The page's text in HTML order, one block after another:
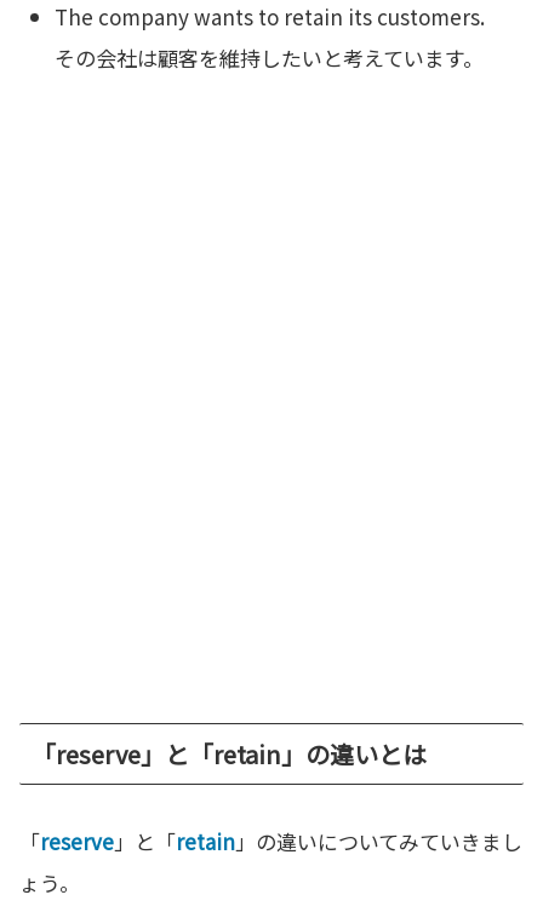
The company wants to retain its customers.
その会社は顧客を維持したいと考えています。
「reserve」と「retain」の違いとは
「reserve」と「retain」の違いについてみていきまし
ょう。